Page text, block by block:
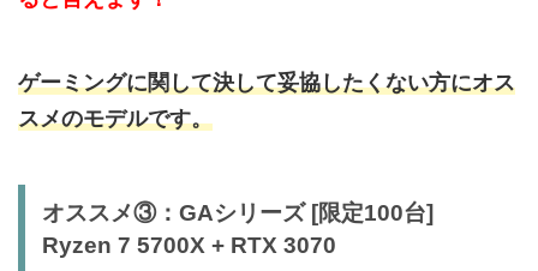
ゲーミングに関して決して妥協したくない方にオス
スメのモデルです。
オススメ③：GAシリーズ [限定100台]
Ryzen 7 5700X + RTX 3070